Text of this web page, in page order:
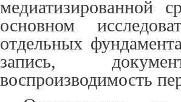
медиатизированной
основном
отдельных
запись,
воспроизводимость